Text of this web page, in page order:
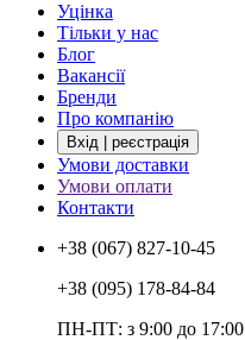
Уцінка
Тільки у нас
Блог
Вакансії
Бренди
Про компанію
Вхід | реєстрація
Умови доставки
Умови оплати
Контакти
+38 (067) 827-10-45
+38 (095) 178-84-84
ПН-ПТ: з 9:00 до 17:00